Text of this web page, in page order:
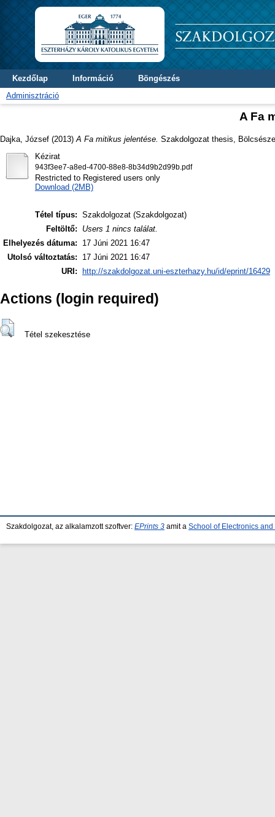
Kezdőlap Információ
Böngészés
Adminisztráció
A Fa
Dajka, József (2013) A Fa mitikus jelentése. Szakdolgozat thesis,
Kézirat
943f3ee7-a8ed-4700-88e8-8b34d9b2d99b.pdf
Restricted to Registered users only
Download (2MB)
Tétel típus: Szakdolgozat (Szakdolgozat)
Feltöltő:
Users 1 nincs találat.
Elhelyezés dátuma:
17 Júni 2021 16:47
Utolsó változtatás:
17 Júni 2021 16:47
URI:
http://szakdolgozat.uni-eszterhazy.hu/id/eprint/16429
Actions (login required)
Tétel szekesztése
Szakdolgozat, az alkalamzott szoftver: EPrints 3 amit a School of Electronics